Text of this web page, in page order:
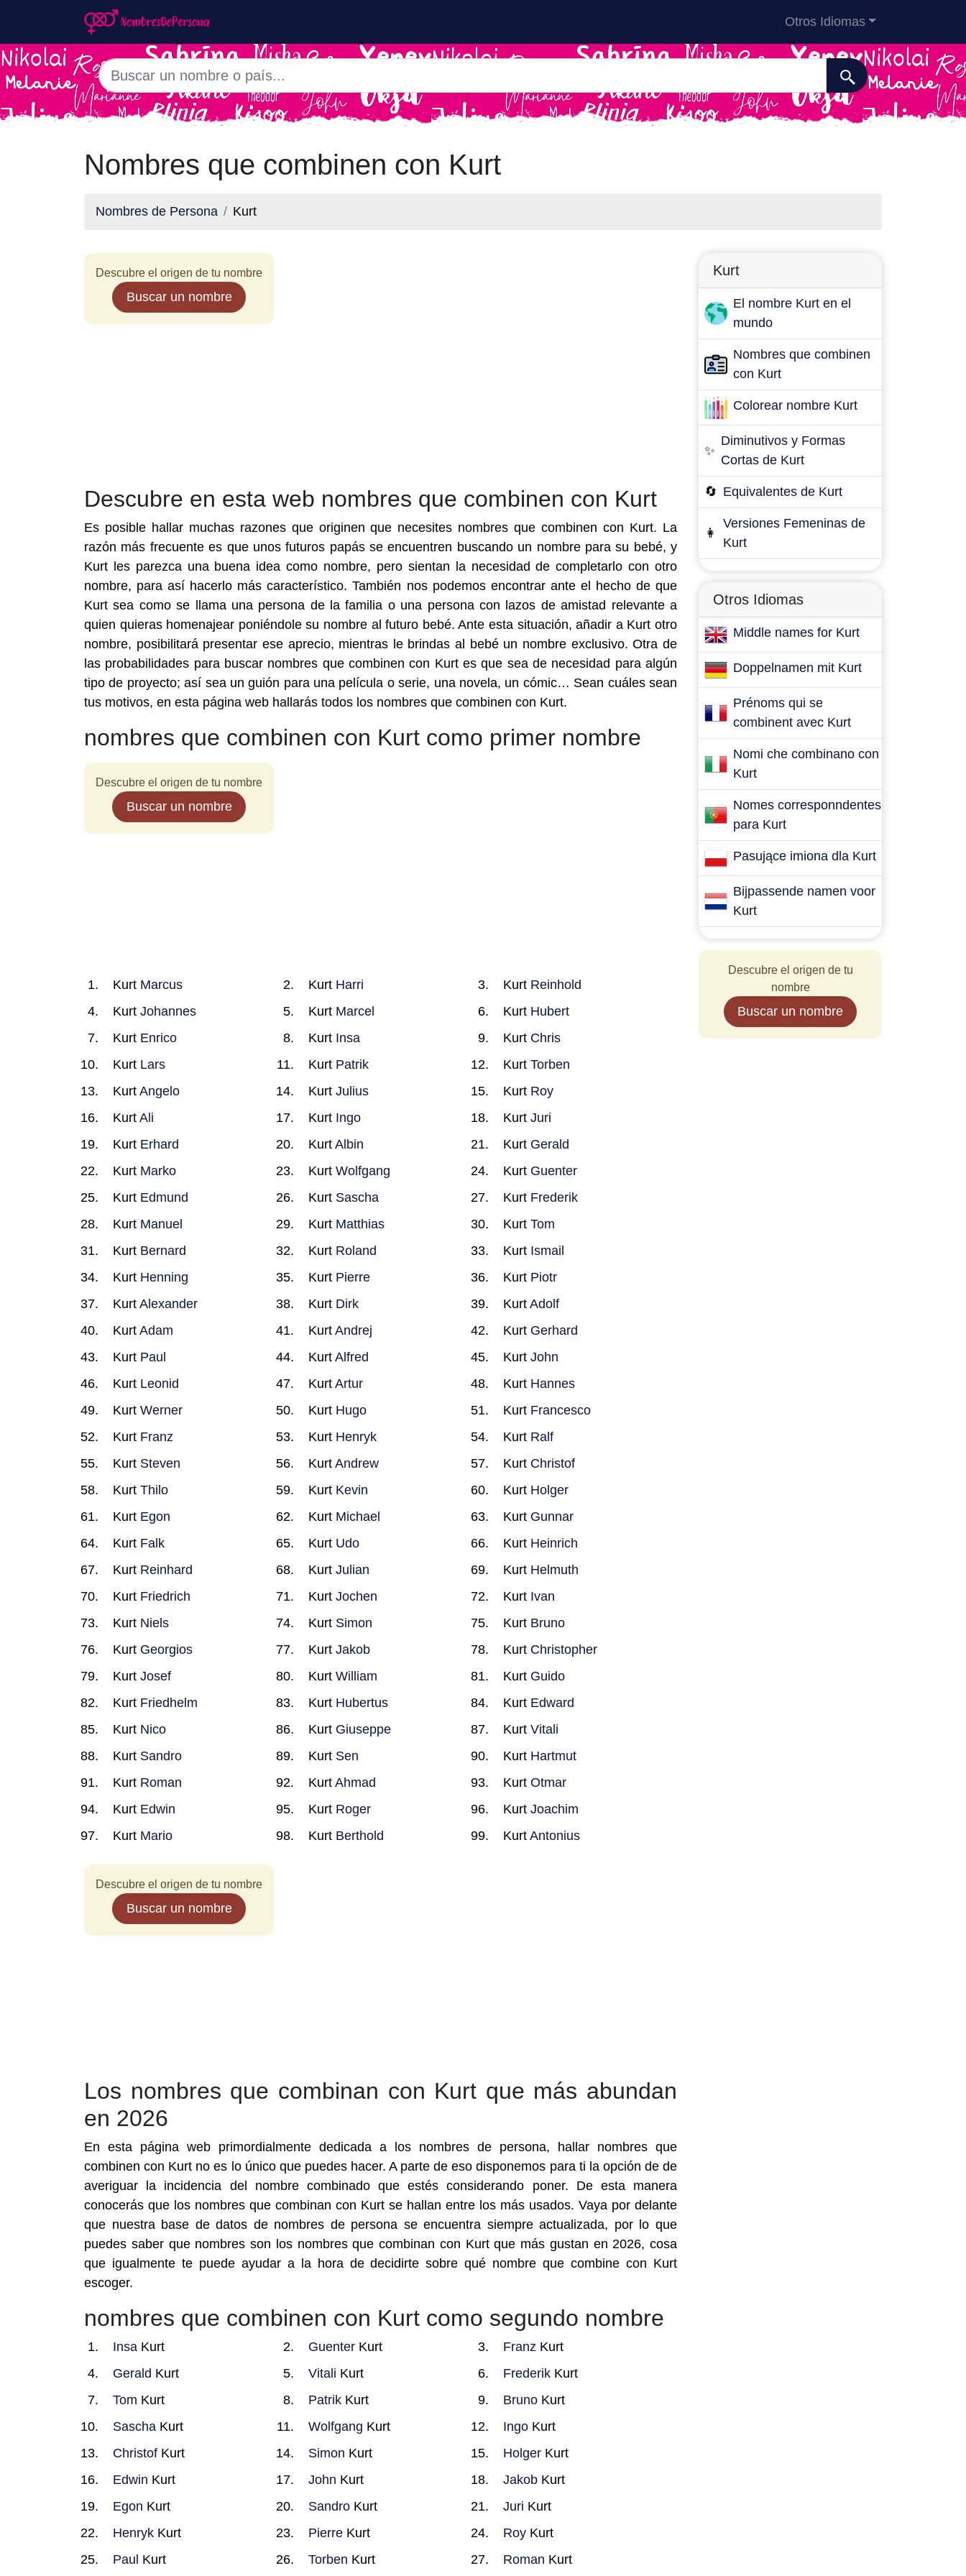
Otros Idiomas
Nombres que combinen con Kurt
Nombres de Persona Kurt
Descubre el origen de tu nombre
Buscar un nombre
Descubre en esta web nombres que combinen con Kurt
Es posible hallar muchas razones que originen que necesites nombres que combinen con Kurt. La
razón más frecuente es que unos futuros papás se encuentren buscando un nombre para su bebé, y
Kurt les parezca una buena idea como nombre, pero sientan la necesidad de completarlo con otro
nombre, para así hacerlo más característico. También nos podemos encontrar ante el hecho de que
Kurt sea como se llama una persona de la familia o una persona con lazos de amistad relevante a
quien quieras homenajear poniéndole su nombre al futuro bebé. Ante esta situación, añadir a Kurt otro
nombre, posibilitará presentar ese aprecio, mientras le brindas al bebé un nombre exclusivo. Otra de
las probabilidades para buscar nombres que combinen con Kurt es que sea de necesidad para algún
tipo de proyecto; así sea un guión para una película o serie, una novela, un cómic… Sean cuáles sean
tus motivos, en esta página web hallarás todos los nombres que combinen con Kurt.
nombres que combinen con Kurt como primer nombre
Descubre el origen de tu nombre
Buscar un nombre
Kurt Marcus Kurt Harri Kurt Reinhold
Kurt Johannes Kurt Marcel Kurt Hubert
Kurt Enrico Kurt Insa Kurt Chris
Kurt Lars Kurt Patrik KurtTorben
Kurt Angelo Kurt Julius Kurt Roy
Kurt Ali Kurt Ingo KurtJuri
Kurt Erhard Kurt Albin Kurt Gerald
Kurt Marko Kurt Wolfgang Kurt Guenter
Kurt Edmund Kurt Sascha Kurt Frederik
Kurt Manuel Kurt Matthias KurtTom
Kurt Bernard Kurt Roland Kurt Ismail
Kurt Henning Kurt Pierre Kurt Piotr
Kurt Alexander Kurt Dirk KurtAdolf
Kurt Adam Kurt Andrej Kurt Gerhard
Kurt Paul Kurt Alfred KurtJohn
Kurt Leonid Kurt Artur Kurt Hannes
Kurt Werner Kurt Hugo Kurt Francesco
Kurt Franz Kurt Henryk Kurt Ralf
Kurt Steven Kurt Andrew Kurt Christof
Kurt Thilo Kurt Kevin Kurt Holger
Kurt Egon Kurt Michael Kurt Gunnar
Kurt Falk Kurt Udo Kurt Heinrich
Kurt Reinhard Kurt Julian Kurt Helmuth
Kurt Friedrich Kurt Jochen Kurt Ivan
Kurt Niels Kurt Simon Kurt Bruno
Kurt Georgios Kurt Jakob Kurt Christopher
Kurt Josef Kurt William Kurt Guido
Kurt Friedhelm Kurt Hubertus Kurt Edward
Kurt Nico Kurt Giuseppe KurtVitali
Kurt Sandro Kurt Sen Kurt Hartmut
Kurt Roman Kurt Ahmad KurtOtmar
Kurt Edwin Kurt Roger KurtJoachim
Kurt Mario Kurt Berthold KurtAntonius
Descubre el origen de tu nombre
Buscar un nombre
Los nombres que combinan con Kurt que más abundan
en 2026
En esta página web primordialmente dedicada a los nombres de persona, hallar nombres que
combinen con Kurt no es lo único que puedes hacer. A parte de eso disponemos para ti la opción de de
averiguar la incidencia del nombre combinado que estés considerando poner. De esta manera
conocerás que los nombres que combinan con Kurt se hallan entre los más usados. Vaya por delante
que nuestra base de datos de nombres de persona se encuentra siempre actualizada, por lo que
puedes saber que nombres son los nombres que combinan con Kurt que más gustan en 2026, cosa
que igualmente te puede ayudar a la hora de decidirte sobre qué nombre que combine con Kurt
escoger.
nombres que combinen con Kurt como segundo nombre
Insa Kurt GuenterKurt Franz Kurt
Gerald Kurt Vitali Kurt Frederik Kurt
Tom Kurt PatrikKurt Bruno Kurt
Sascha Kurt Wolfgang Kurt Ingo Kurt
Christof Kurt Simon Kurt Holger Kurt
Edwin Kurt John Kurt Jakob Kurt
Egon Kurt SandroKurt Juri Kurt
Henryk Kurt PierreKurt Roy Kurt
Paul Kurt Torben Kurt Roman Kurt
Kurt
El nombre Kurt en el
mundo
Nombres que combinen
con Kurt
Colorear nombre Kurt
✨
Diminutivos y Formas
Cortas de Kurt
🔄 Equivalentes de Kurt
👩
Versiones Femeninas de
Kurt
Otros Idiomas
Middle names for Kurt
Doppelnamen mit Kurt
Prénoms qui se
combinent avec Kurt
Nomi che combinano con
Kurt
Nomes corresponndentes
para Kurt
Pasujące imiona dla Kurt
Bijpassende namen voor
Kurt
Descubre el origen de tu
nombre
Buscar un nombre